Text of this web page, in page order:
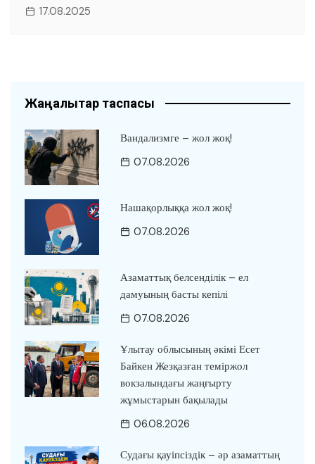
17.08.2025
Жаңалықтар таспасы
Вандализмге – жол жоқ!
07.08.2026
Нашақорлыққа жол жоқ!
07.08.2026
Азаматтық белсенділік – ел
дамуының басты кепілі
07.08.2026
Ұлытау облысының әкімі Есет
Байкен Жезқазған теміржол
вокзалындағы жаңғырту
жұмыстарын бақылады
06.08.2026
Судағы қауіпсіздік – әр азаматтың